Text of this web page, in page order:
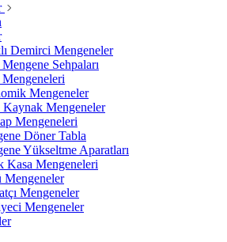
Demirci Mengeneler
Sehpaları
Mengeneler
Kaynak Mengeneler
Mengeneleri
Döner Tabla
Yükseltme Aparatları
Kasa Mengeneleri
Mengeneler
Mengeneler
Mengeneler